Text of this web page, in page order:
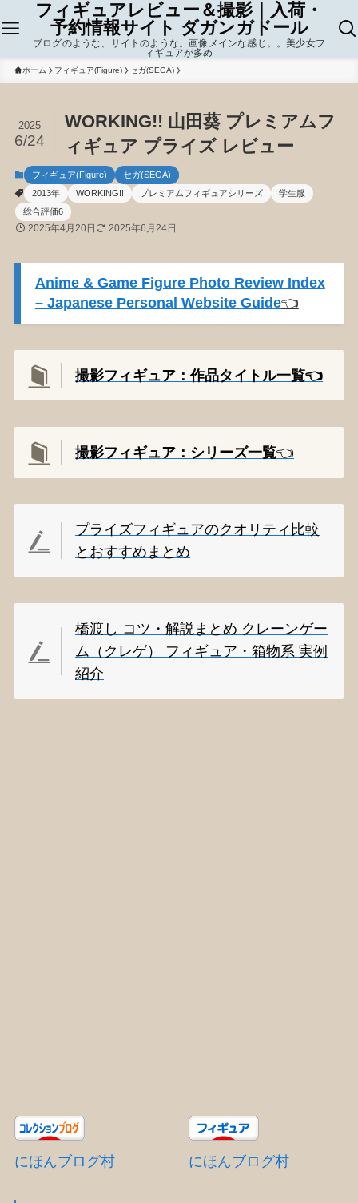
フィギュアレビュー＆撮影｜入荷・
予約情報サイト ダガンガドール
ブログのような、サイトのような。画像メインな感じ。。美少女フ
ィギュアが多め
ホーム フィギュア(Figure) セガ(SEGA)
WORKING!! 山田葵 プレミアムフ
ィギュア プライズ レビュー
2025
6/24
フィギュア(Figure)
セガ(SEGA)
2013年
WORKING!! プレミアムフィギュアシリーズ
学生服
総合評価6
2025年4月20日 2025年6月24日
Anime & Game Figure Photo Review Index
– Japanese Personal Website Guide👈️
撮影フィギュア：作品タイトル一覧👈️
撮影フィギュア：シリーズ一覧👈️
プライズフィギュアのクオリティ比較
とおすすめまとめ
橋渡し コツ・解説まとめ クレーンゲー
ム（クレゲ） フィギュア・箱物系 実例
紹介
にほんブログ村 にほんブログ村